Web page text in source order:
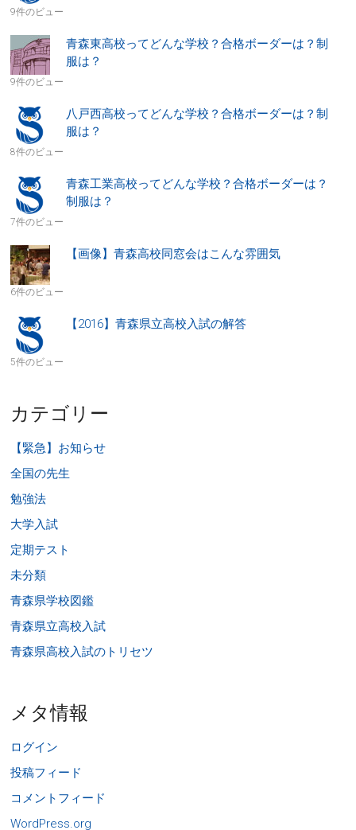
9件のビュー
青森東高校ってどんな学校？合格ボーダーは？制
服は？
9件のビュー
八戸西高校ってどんな学校？合格ボーダーは？制
服は？
8件のビュー
青森工業高校ってどんな学校？合格ボーダーは？
制服は？
7件のビュー
【画像】青森高校同窓会はこんな雰囲気
6件のビュー
【2016】青森県立高校入試の解答
5件のビュー
カテゴリー
【緊急】お知らせ
全国の先生
勉強法
大学入試
定期テスト
未分類
青森県学校図鑑
青森県立高校入試
青森県高校入試のトリセツ
メタ情報
ログイン
投稿フィード
コメントフィード
WordPress.org